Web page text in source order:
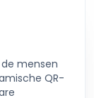
mensen
QR-